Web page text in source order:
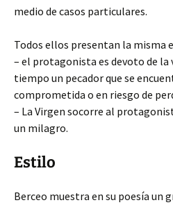
medio de casos particulares.
Todos ellos presentan la misma
– el protagonista es devoto de la
tiempo un pecador que se
comprometida o en riesgo de
– La Virgen socorre al
un milagro.
Estilo
Berceo muestra en su poesía un